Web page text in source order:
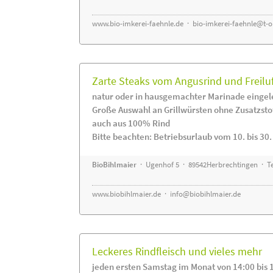
www.bio-imkerei-faehnle.de · bio-imkerei-faehnle@t-
Zarte Steaks vom Angusrind und
natur oder in hausgemachter Marinade
Große Auswahl an Grillwürsten ohne
auch aus 100% Rind
Bitte beachten: Betriebsurlaub vom 10. bis
BioBihlmaier · Ugenhof 5 · 89542Herbrechtingen ·
www.biobihlmaier.de · info@biobihlmaier.de
Leckeres Rindfleisch und vieles mehr
jeden ersten Samstag im Monat von 14:00 bis